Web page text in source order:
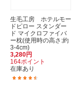
生毛工房 ホテルモー
ドピロー スタンダー
ド マイクロファイバ
ー枕(使用時の高さ:約
3-4cm)
3,280円
164ポイント
在庫あり